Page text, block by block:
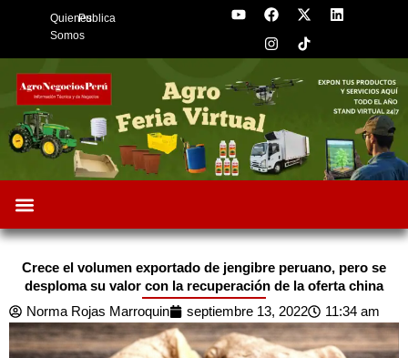
Quienes
Somos
Publica
Y
o
b
e
F
a
c
e
o
o
k
X
-
t
w
t
L
i
d
n
I
n
s
t
g
r
a
Crece el volumen exportado de jengibre peruano, pero se
desploma su valor con la recuperación de la oferta china
Norma Rojas Marroquin
septiembre 13, 2022 11:34 am